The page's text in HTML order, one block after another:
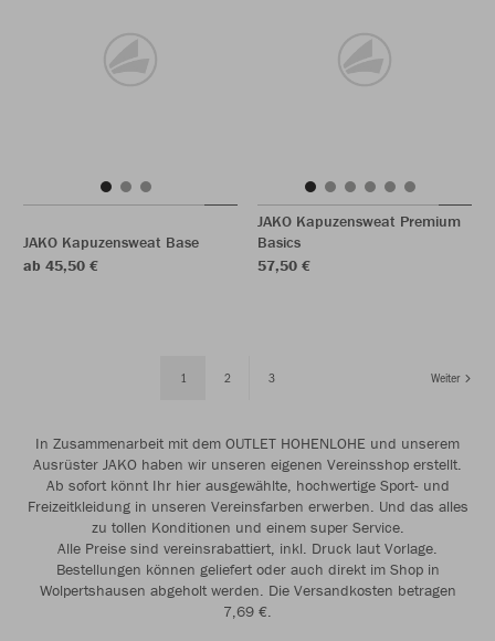
JAKO Kapuzensweat Base
ab 45,50 €
JAKO Kapuzensweat Premium
Basics
57,50 €
1 2 3 Weiter
In Zusammenarbeit mit dem OUTLET HOHENLOHE und unserem
Ausrüster JAKO haben wir unseren eigenen Vereinsshop erstellt.
Ab sofort könnt Ihr hier ausgewählte, hochwertige Sport- und
Freizeitkleidung in unseren Vereinsfarben erwerben. Und das alles
zu tollen Konditionen und einem super Service.
Alle Preise sind vereinsrabattiert, inkl. Druck laut Vorlage.
Bestellungen können geliefert oder auch direkt im Shop in
Wolpertshausen abgeholt werden. Die Versandkosten betragen
7,69 €.